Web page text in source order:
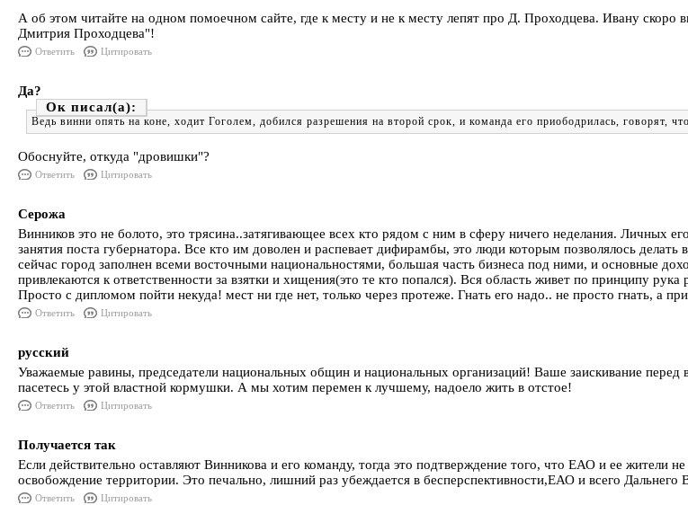
А об этом читайте на одном помоечном сайте, где к месту и не к месту лепят про Д. Проходцева. Ивану скоро
Дмитрия Проходцева"!
Ответить Цитировать
Да?
Ок
Ведь винни опять на коне, ходит Гоголем, добился разрешения на второй срок, и команда его приободрилась, говорят,
Обоснуйте, откуда "дровишки"?
Ответить Цитировать
Серожа
Винников это не болото, это трясина..затягивающее всех кто рядом с ним в сферу ничего неделания. Личных
занятия поста губернатора. Все кто им доволен и распевает дифирамбы, это люди которым позволялось
сейчас город заполнен всеми восточными национальностями, большая часть бизнеса под ними, и основные
привлекаются к ответственности за взятки и хищения(это те кто попался). Вся область живет по принципу
Просто с дипломом пойти некуда! мест ни где нет, только через протеже. Гнать его надо.. не просто гнать, а
Ответить Цитировать
русский
Уважаемые равины, председатели национальных общин и национальных организаций! Ваше заискивание перед
пасетесь у этой властной кормушки. А мы хотим перемен к лучшему, надоело жить в отстое!
Ответить Цитировать
Получается так
Если действительно оставляют Винникова и его команду, тогда это подтверждение того, что ЕАО и ее жители
освобождение территории. Это печально, лишний раз убеждается в бесперспективности,ЕАО и всего Дальнего
Ответить Цитировать